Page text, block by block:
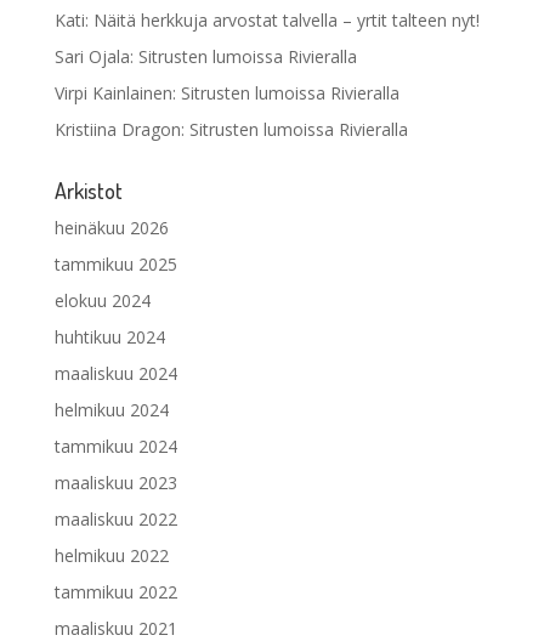
Kati: Näitä herkkuja arvostat talvella – yrtit talteen nyt!
Sari Ojala: Sitrusten lumoissa Rivieralla
Virpi Kainlainen: Sitrusten lumoissa Rivieralla
Kristiina Dragon: Sitrusten lumoissa Rivieralla
Arkistot
heinäkuu 2026
tammikuu 2025
elokuu 2024
huhtikuu 2024
maaliskuu 2024
helmikuu 2024
tammikuu 2024
maaliskuu 2023
maaliskuu 2022
helmikuu 2022
tammikuu 2022
maaliskuu 2021